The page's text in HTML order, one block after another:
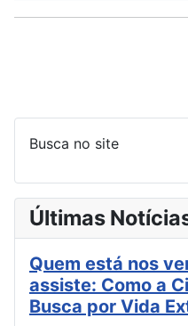
Busca no site
Últimas
Quem está nos
assiste: Como a
Busca por Vida